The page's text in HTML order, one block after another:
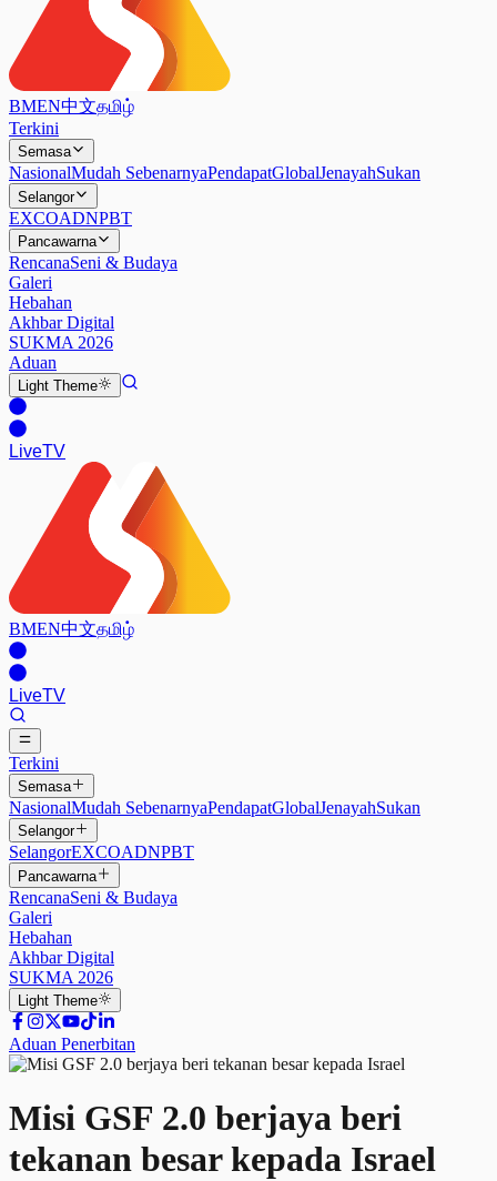
BMEN中文தமிழ்
Terkini
Semasa
NasionalMudah SebenarnyaPendapatGlobalJenayahSukan
Selangor
EXCOADNPBT
Pancawarna
RencanaSeni & Budaya
Galeri
Hebahan
Akhbar Digital
SUKMA 2026
Aduan
Light Theme
LiveTV
BMEN中文தமிழ்
LiveTV
Terkini
Semasa
NasionalMudah SebenarnyaPendapatGlobalJenayahSukan
Selangor
SelangorEXCOADNPBT
Pancawarna
RencanaSeni & Budaya
Galeri
Hebahan
Akhbar Digital
SUKMA 2026
Light Theme
Aduan Penerbitan
Misi GSF 2.0 berjaya beri
tekanan besar kepada Israel